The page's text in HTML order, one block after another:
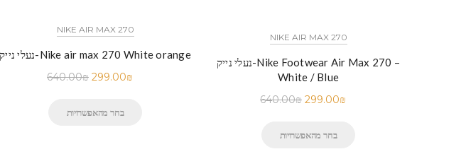
NIKE AIR MAX 270
נעלי נייק-Nike air max 270 White orange
640.00₪ 299.00₪
בחר מהאפשרויות
NIKE AIR MAX 270
נעלי נייק-Nike Footwear Air Max 270 –
White / Blue
640.00₪ 299.00₪
בחר מהאפשרויות